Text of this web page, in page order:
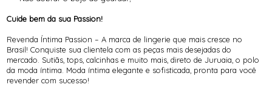
Cuide bem da sua Passion!
Revenda Íntima Passion – A marca de lingerie que mais cresce no
Brasil! Conquiste sua clientela com as peças mais desejadas do
mercado. Sutiãs, tops, calcinhas e muito mais, direto de Juruaia, o polo
da moda íntima. Moda íntima elegante e sofisticada, pronta para você
revender com sucesso!